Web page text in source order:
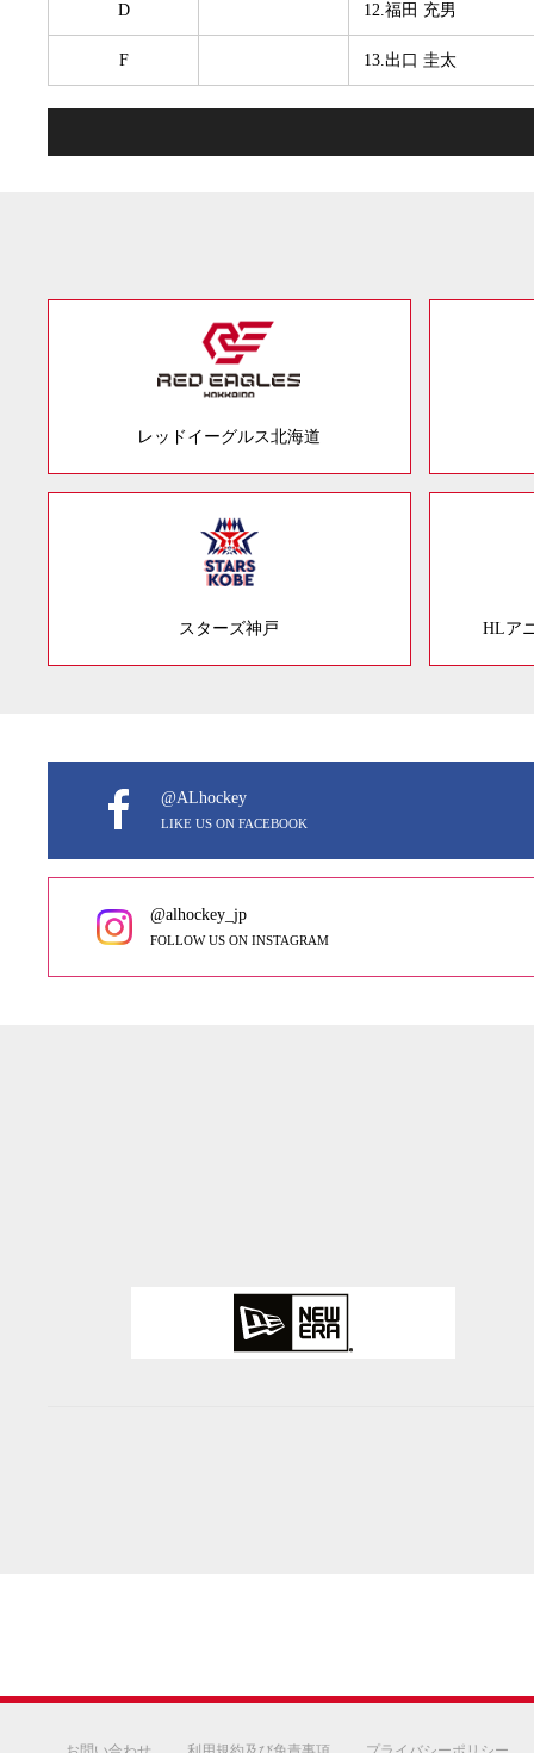
D 12.福田 充男
F 13.出口 圭太
レッドイーグルス北海道
スターズ神戸 HLア
@ALhockey
LIKE US ON FACEBOOK
@alhockey_jp
FOLLOW US ON INSTAGRAM